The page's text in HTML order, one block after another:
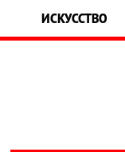
ИСКУССТВО